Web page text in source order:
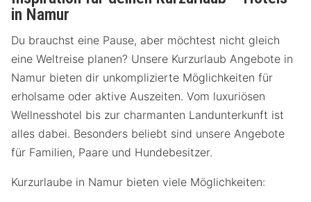
in Namur
Du brauchst eine Pause, aber möchtest nicht gleich
eine Weltreise planen? Unsere Kurzurlaub Angebote in
Namur bieten dir unkomplizierte Möglichkeiten für
erholsame oder aktive Auszeiten. Vom luxuriösen
Wellnesshotel bis zur charmanten Landunterkunft ist
alles dabei. Besonders beliebt sind unsere Angebote
für Familien, Paare und Hundebesitzer.
Kurzurlaube in Namur bieten viele Möglichkeiten: